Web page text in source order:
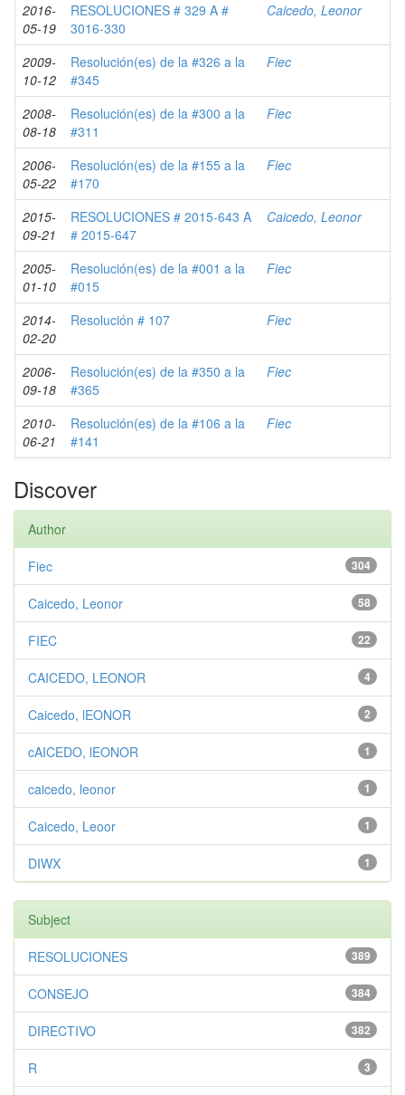
2016-
05-19
RESOLUCIONES # 329 A #
3016-330
Caicedo, Leonor
2009-
10-12
Resolución(es) de la #326 a la
#345
Fiec
2008-
08-18
Resolución(es) de la #300 a la
#311
Fiec
2006-
05-22
Resolución(es) de la #155 a la
#170
Fiec
2015-
09-21
RESOLUCIONES # 2015-643 A
# 2015-647
Caicedo, Leonor
2005-
01-10
Resolución(es) de la #001 a la
#015
Fiec
2014-
02-20
Resolución # 107 Fiec
2006-
09-18
Resolución(es) de la #350 a la
#365
Fiec
2010-
06-21
Resolución(es) de la #106 a la
#141
Fiec
Discover
Author
304
Fiec
58
Caicedo, Leonor
22
FIEC
4
CAICEDO, LEONOR
2
Caicedo, lEONOR
1
cAICEDO, lEONOR
1
caicedo, leonor
1
Caicedo, Leoor
1
DIWX
Subject
389
RESOLUCIONES
384
CONSEJO
382
DIRECTIVO
3
R